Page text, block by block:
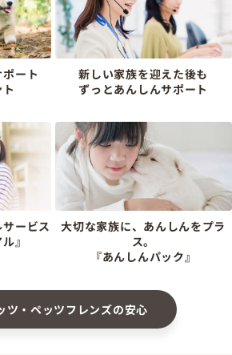
ート
新しい家族を迎えた後も
ずっとあんしんサポート
ービス
』
大切な家族に、あんしんをプラ
ス。
『あんしんパック』
ツ・ペッツフレンズの安心